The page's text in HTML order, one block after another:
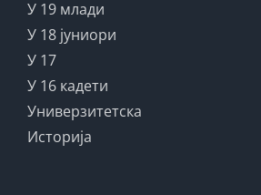
У 19 млади
У 18 јуниори
У 17
У 16 кадети
Универзитетска
Историја